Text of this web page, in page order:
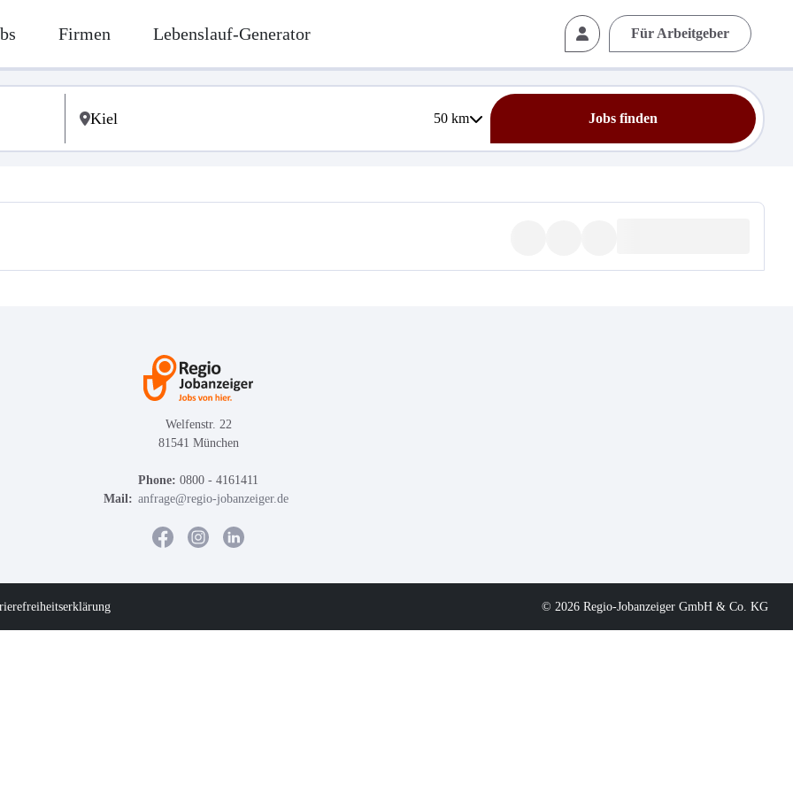
Firmen Lebenslauf-Generator Für Arbeitgeber
50km Jobs finden
Welfenstr. 22
81541 München
Phone: 0800 - 4161411
Mail: anfrage@regio-jobanzeiger.de
© 2026 Regio-Jobanzeiger GmbH & Co. KG